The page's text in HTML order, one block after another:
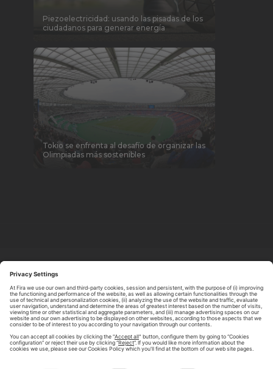
Piezoelectricidad: usando las pisadas de los
ciudadanos para generar energía
Tokio se enfrenta al desafío de organizar las
Olimpiadas más sostenibles
CONTACT US
LEGAL NOTICE